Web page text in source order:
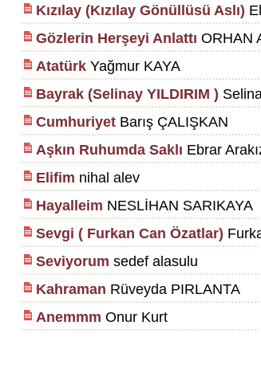
Kızılay (Kızılay Gönüllüsü Aslı)
Gözlerin Herşeyi Anlattı ORHAN
AtatürkYağmur KAYA
Bayrak (Selinay YILDIRIM )
CumhuriyetBarış ÇALIŞKAN
Aşkın Ruhumda Saklı Ebrar
Elifim nihal alev
Hayalleim NESLİHAN SARIKAYA
Sevgi ( Furkan Can Özatlar)
Seviyorum sedef alasulu
Kahraman Rüveyda PIRLANTA
Anemmm Onur Kurt